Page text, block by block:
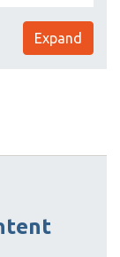
Expand